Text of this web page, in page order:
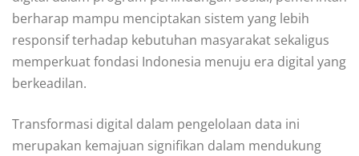
berharap mampu menciptakan sistem yang lebih
responsif terhadap kebutuhan masyarakat sekaligus
memperkuat fondasi Indonesia menuju era digital yang
berkeadilan.
Transformasi digital dalam pengelolaan data ini
merupakan kemajuan signifikan dalam mendukung